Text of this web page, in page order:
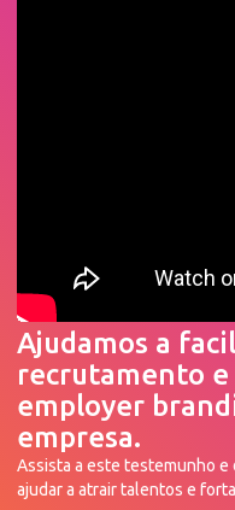
Ajudamos a
recrutamento
employer
empresa.
Assista a este testemunho e
ajudar a atrair talentos e